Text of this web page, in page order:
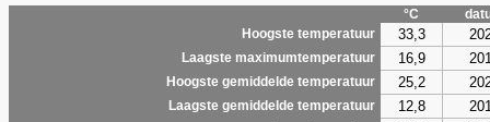
°C
Hoogste temperatuur
33,3
Laagste maximumtemperatuur 16,9
Hoogste gemiddelde temperatuur 25,2
Laagste gemiddelde temperatuur 12,8